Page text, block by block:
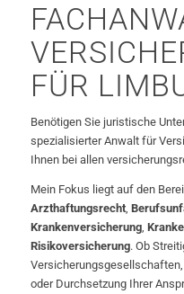
FÜR
Benötigen Sie juristische
spezialisierter Anwalt für
Ihnen bei allen
Mein Fokus liegt auf den
Arzthaftungsrecht,
Krankenversicherung,
Risikoversicherung. Ob
oder Durchsetzung Ihrer